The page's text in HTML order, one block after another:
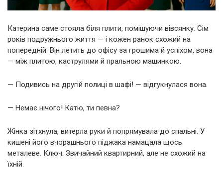
Катерина саме стояла біля плити, помішуючи вівсянку. Сім
років подружнього життя — і кожен ранок схожий на
попередній. Він летить до офісу за грошима й успіхом, вона
— між плитою, каструлями й пральною машинкою.
— Подивись на другій полиці в шафі! — відгукнулася вона.
— Немає нічого! Катю, ти певна?
Жінка зітхнула, витерла руки й попрямувала до спальні. У
кишені його вчорашнього піджака намацала щось
металеве. Ключ. Звичайний квартирний, але не схожий на
їхній.